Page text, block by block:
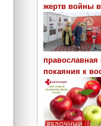
жертв войны
православная
покаяния к